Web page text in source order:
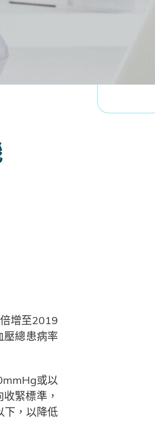
增至2019
總患病率
或以
緊標準，
下，以降低